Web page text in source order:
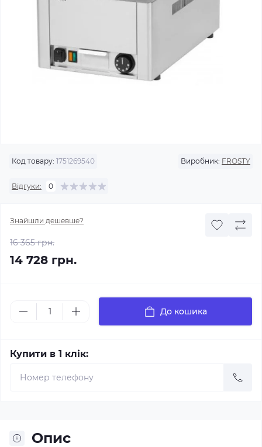
Код товару: 1751269540 Виробник: FROSTY
Відгуки: 0
Знайшли дешевше?
16 365 грн.
14 728 грн.
До кошика
Купити в 1 клік:
Опис